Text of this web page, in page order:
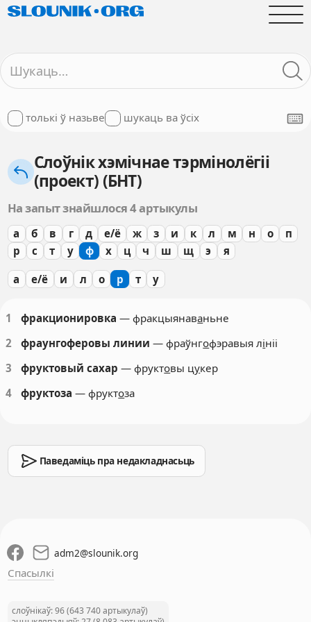
толькі ў назьве шукаць ва ўсіх
Слоўнік хэмічнае тэрмінолёгіі
(проект) (БНТ)
На запыт знайшлося 4 артыкулы
а б в г д е/ё ж з и к л м н о
п
р
с т у ф х ц ч ш щ э я
а е/ё и л о р т у
1 фракционировка — фракцыянаваньне
2
фраунгоферовы линии — фраўнгофэравыя лініі
3
фруктовый сахар — фруктовы цукер
4
фруктоза — фруктоза
Паведаміць пра недакладнасьць
adm2@slounik.org
Спасылкі
слоўнікаў: 96 (643 740 артыкулаў)